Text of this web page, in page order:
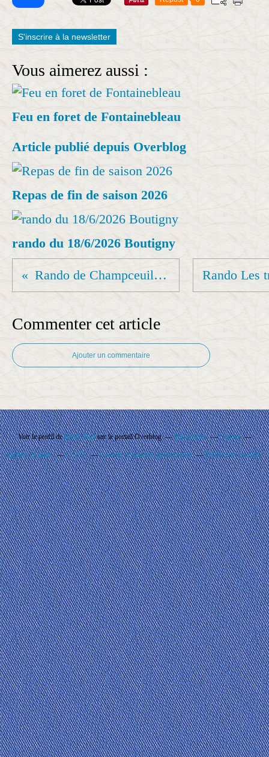
S'inscrire à la newsletter
Vous aimerez aussi :
Feu en foret de Fontainebleau
Article publié depuis Overblog
Repas de fin de saison 2026
rando du 18/6/2026 Boutigny
Rando de Champceuil du 5 avril 2022
Commenter cet article
Ajouter un commentaire
Voir le profil deRando'Ballsur le portail Overblog Top articles Contact
Signaler un abus C.G.U. Cookies et données personnelles Préférences cookies